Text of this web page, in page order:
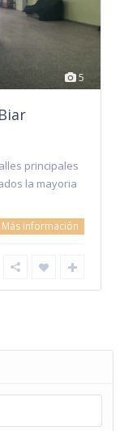
5
principales
la mayoria
Más información